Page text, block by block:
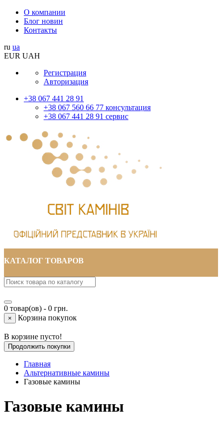
О компании
Блог новин
Контакты
ru ua
EUR UAH
Регистрация
Авторизация
+38 067 441 28 91
+38 067 560 66 77 консультация
+38 067 441 28 91 сервис
КАТАЛОГ ТОВАРОВ
0 товар(ов) - 0 грн.
× Корзина покупок
В корзине пусто!
Продолжить покупки
Главная
Альтернативные камины
Газовые камины
Газовые камины